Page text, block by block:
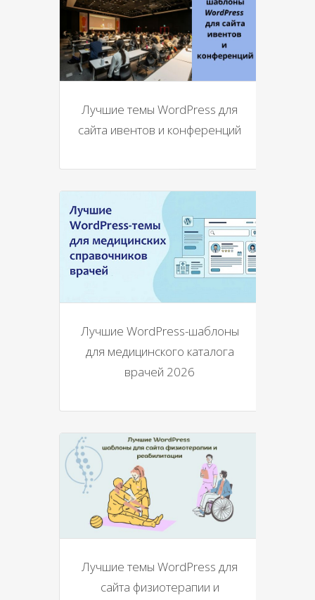
Лучшие темы WordPress для
сайта ивентов и конференций
Лучшие WordPress-шаблоны
для медицинского каталога
врачей 2026
Лучшие темы WordPress для
сайта физиотерапии и